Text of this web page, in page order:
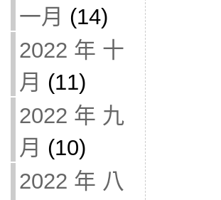
一月 (14)
2022 年 十
月 (11)
2022 年 九
月 (10)
2022 年 八